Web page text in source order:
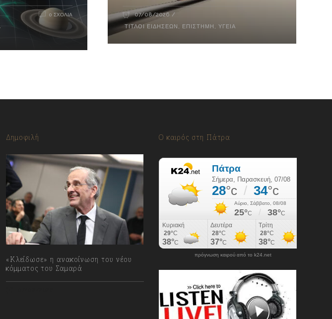
0 ΣΧΌΛΙΑ
07/08/2026
ΤΊΤΛΟΙ ΕΙΔΉΣΕΩΝ , ΕΠΙΣΤΉΜΗ ,ΥΓΕΊΑ
Δημοφιλή
«Κλείδωσε» η ανακοίνωση του νέου
κόμματος του Σαμαρά
Ο καιρός στη Πάτρα
πρόγνωση καιρού από το k24.net